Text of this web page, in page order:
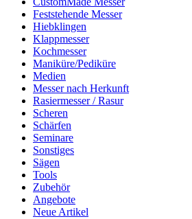
Feststehende Messer
Hiebklingen
Klappmesser
Kochmesser
Maniküre/Pediküre
Medien
Messer nach Herkunft
Rasiermesser / Rasur
Scheren
Schärfen
Seminare
Sonstiges
Sägen
Tools
Zubehör
Angebote
Neue Artikel